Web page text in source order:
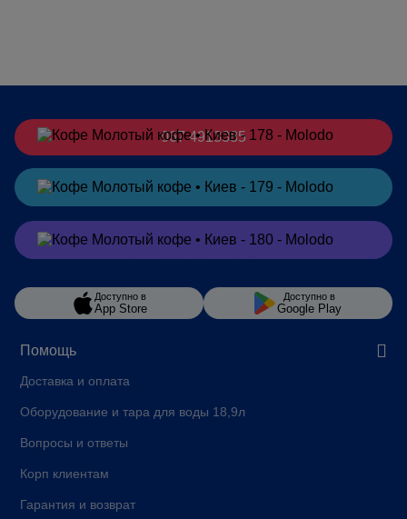
Помощь
Доставка и оплата
Оборудование и тара для воды 18,9л
Вопросы и ответы
Корп клиентам
Гарантия и возврат
067 4913385
Заказатьв Telegram
Заказатьв Viber
Доступно в
App Store
Доступно в
Google Play